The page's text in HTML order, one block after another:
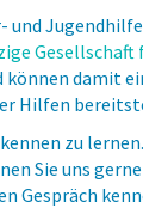
und
Gesellschaft
können damit
Hilfen
zu
Sie uns
Gespräch